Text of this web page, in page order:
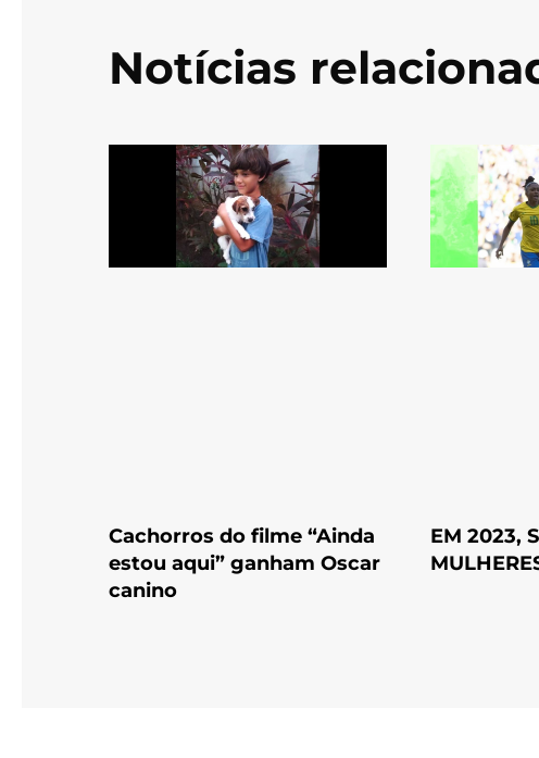
Notícias
Cachorros do filme “Ainda
estou aqui” ganham Oscar
canino
EM 2023,